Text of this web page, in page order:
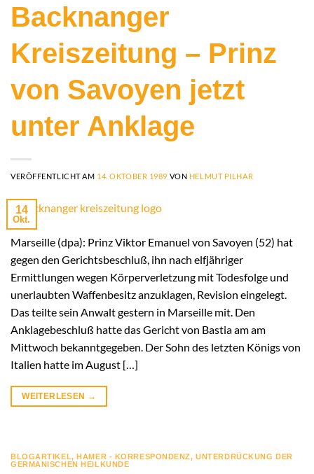
Backnanger
Kreiszeitung – Prinz
von Savoyen jetzt
unter Anklage
VERÖFFENTLICHT AM 14. OKTOBER 1989 VON HELMUT PILHAR
14
Okt.
Marseille (dpa): Prinz Viktor Emanuel von Savoyen (52) hat
gegen den Gerichtsbeschluß, ihn nach elfjähriger
Ermittlungen wegen Körperverletzung mit Todesfolge und
unerlaubten Waffenbesitz anzuklagen, Revision eingelegt.
Das teilte sein Anwalt gestern in Marseille mit. Den
Anklagebeschluß hatte das Gericht von Bastia am am
Mittwoch bekanntgegeben. Der Sohn des letzten Königs von
Italien hatte im August […]
WEITERLESEN →
BLOGARTIKEL,HAMER - KORRESPONDENZ,UNTERDRÜCKUNG DER
GERMANISCHEN HEILKUNDE